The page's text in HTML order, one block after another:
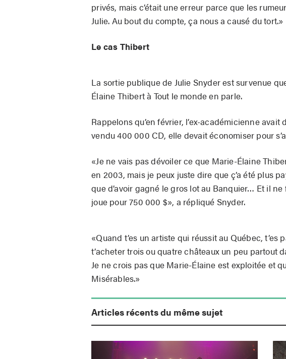
privés, mais c’était une erreur parce que les
Julie. Au bout du compte, ça nous a causé du tort.»
Le cas Thibert
La sortie publique de Julie Snyder est survenue
Élaine Thibert à Tout le monde en parle.
Rappelons qu’en février, l’ex-académicienne avait
vendu 400 000 CD, elle devait économiser pour
«Je ne vais pas dévoiler ce que Marie-Élaine
en 2003, mais je peux juste dire que ç’a été plus
que d’avoir gagné le gros lot au Banquier… Et il
joue pour 750 000 $», a répliqué Snyder.
«Quand t’es un artiste qui réussit au Québec,
t’acheter trois ou quatre châteaux un peu partout
Je ne crois pas que Marie-Élaine est exploitée et
Misérables.»
Articles récents du même sujet